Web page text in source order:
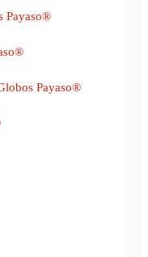
Payaso®
Payaso®